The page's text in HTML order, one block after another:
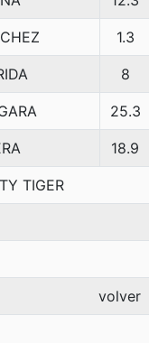
1.3
8
25.3
18.9
TIGER
volver